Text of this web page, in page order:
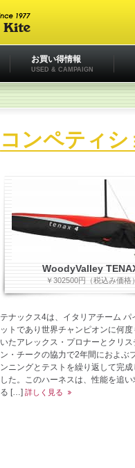
お買い得情報
USED & CAMPAIGN
コンペティシ
WoodyValley
￥302500円（税込み価格
テナックス4は、イタリアチーム パ
ットであり世界チャンピオンに何度
いたアレックス・プロナーとクリス
ン・チークの協力で2年間におよぶ
ンニングとテストを繰り返して完成
した。このハーネスは、性能を追い
る […] 詳しく見る